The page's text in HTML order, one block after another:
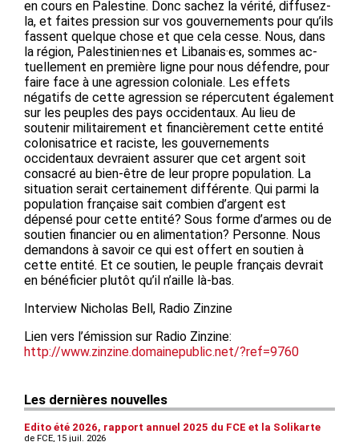
en cours en Palestine. Donc sachez la vérité, diffusez-
la, et faites pression sur vos gouvernements pour qu’ils
fassent quelque chose et que cela cesse. Nous, dans
la région, Palestinien·nes et Libanais·es, sommes ac-
tuellement en première ligne pour nous défendre, pour
faire face à une agression coloniale. Les effets
négatifs de cette agression se répercutent également
sur les peuples des pays occidentaux. Au lieu de
soutenir militairement et financièrement cette entité
colonisatrice et raciste, les gouvernements
occidentaux devraient assurer que cet argent soit
consacré au bien-être de leur propre population. La
situation serait certainement différente. Qui parmi la
population française sait combien d’argent est
dépensé pour cette entité? Sous forme d’armes ou de
soutien financier ou en alimentation? Personne. Nous
demandons à savoir ce qui est offert en soutien à
cette entité. Et ce soutien, le peuple français devrait
en bénéficier plutôt qu’il n’aille là-bas.
Interview Nicholas Bell, Radio Zinzine
Lien vers l’émission sur Radio Zinzine:
http://www.zinzine.domainepublic.net/?ref=9760